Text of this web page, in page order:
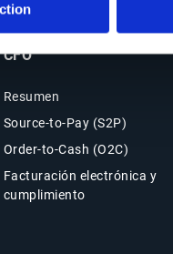
Soluciones Office of the
CFO
Resumen
Source-to-Pay (S2P)
Order-to-Cash (O2C)
Facturación electrónica y
cumplimiento